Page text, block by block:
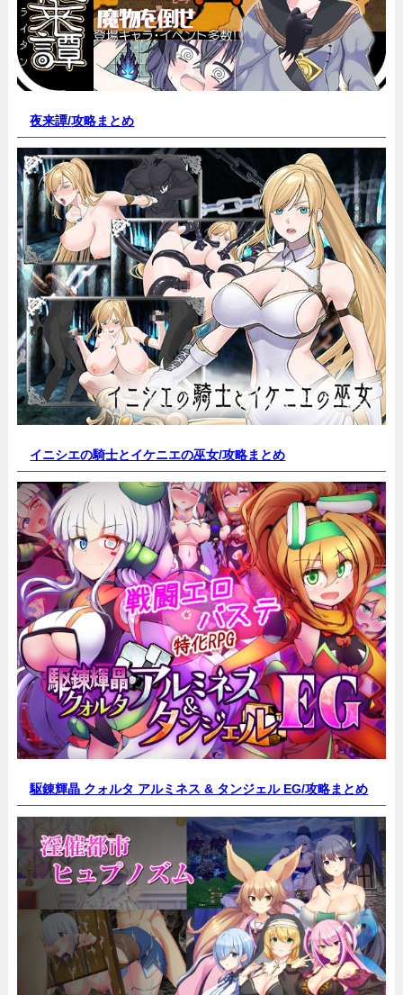
夜来譚/攻略まとめ
イニシエの騎士とイケニエの巫女/攻略まとめ
駆錬輝晶 クォルタ アルミネス & タンジェル EG/攻略まとめ